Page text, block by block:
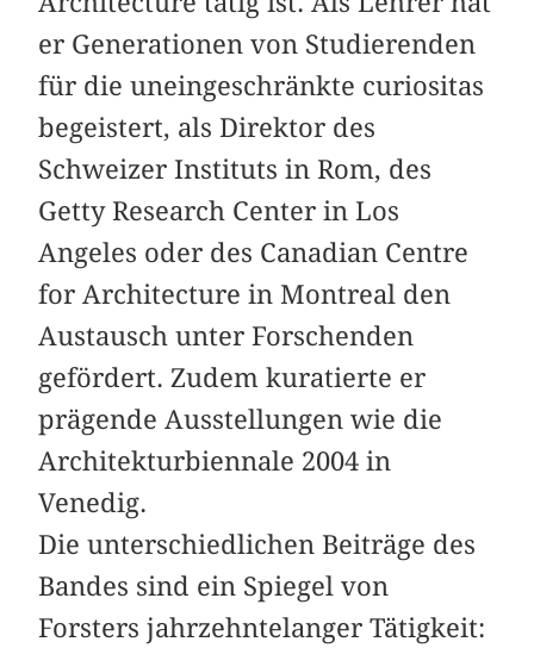
er Generationen von Studierenden
für die uneingeschränkte curiositas
begeistert, als Direktor des
Schweizer Instituts in Rom, des
Getty Research Center in Los
Angeles oder des Canadian Centre
for Architecture in Montreal den
Austausch unter Forschenden
gefördert. Zudem kuratierte er
prägende Ausstellungen wie die
Architekturbiennale 2004 in
Venedig.
Die unterschiedlichen Beiträge des
Bandes sind ein Spiegel von
Forsters jahrzehntelanger Tätigkeit: